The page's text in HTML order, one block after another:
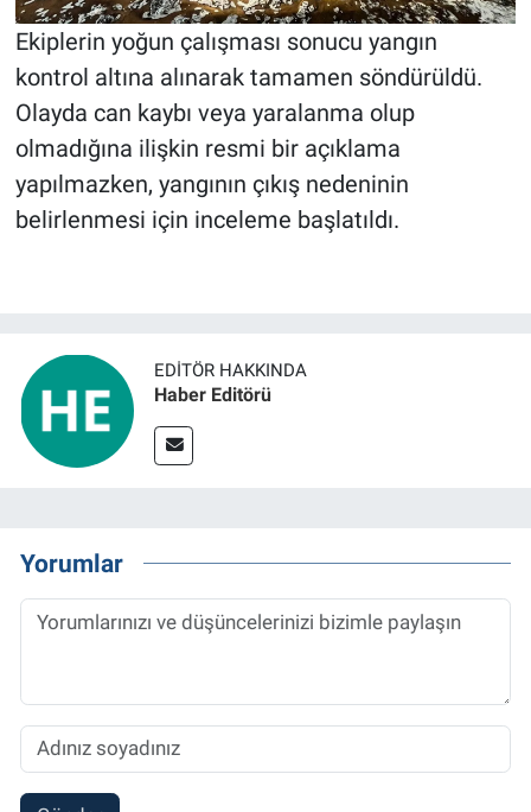
Ekiplerin yoğun çalışması sonucu yangın
kontrol altına alınarak tamamen söndürüldü.
Olayda can kaybı veya yaralanma olup
olmadığına ilişkin resmi bir açıklama
yapılmazken, yangının çıkış nedeninin
belirlenmesi için inceleme başlatıldı.
EDITÖR HAKKINDA
Haber Editörü
Yorumlar